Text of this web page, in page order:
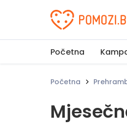
Udruženje
Početna
Početna